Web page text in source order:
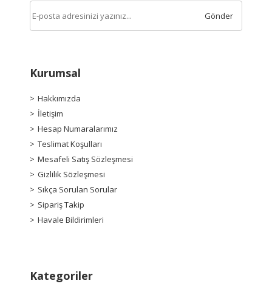
Gönder
Kurumsal
Hakkımızda
İletişim
Hesap Numaralarımız
Teslimat Koşulları
Mesafeli Satış Sözleşmesi
Gizlilik Sözleşmesi
Sıkça Sorulan Sorular
Sipariş Takip
Havale Bildirimleri
Kategoriler